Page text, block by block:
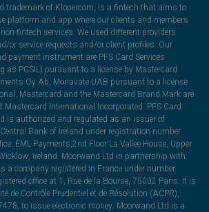
trademark of Klopercom, is a fintech that aims to
platform and app where our clients and members
fintech services. We used different providers
or service requests and/or client profiles. Our
payment instrument are PFS Card Services
as PCSIL) pursuant to a license by Mastercard
Oy Ab, Monavate UAB pursuant to a license
Mastercard and the Mastercard Brand Mark are
Mastercard International Incorporated. PFS Card
is authorized and regulated as an issuer of
Bank of Ireland under registration number
EML Payments,2nd Floor La Vallee House, Upper
Ireland. Moorwand Ltd in partnership with
a company registered in France under number
office at 1, Rue de la Bourse, 75002 Paris. It is
de Contrôle Prudentiel et de Résolution (ACPR),
to issue electronic money. Moorwand Ltd is a